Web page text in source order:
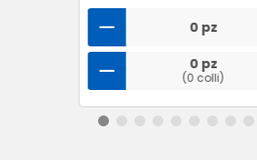
0 pz
0 pz
(0 colli)